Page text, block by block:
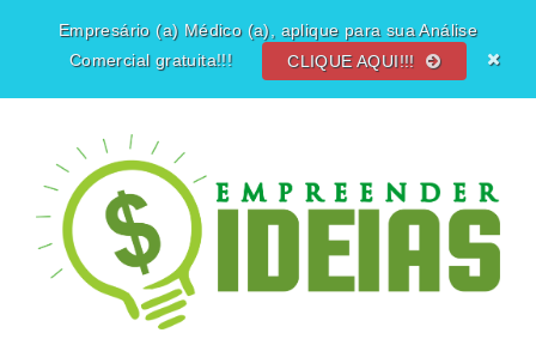
Empresário (a) Médico (a), aplique para sua Análise
Comercial gratuita!!!
CLIQUE AQUI!!!